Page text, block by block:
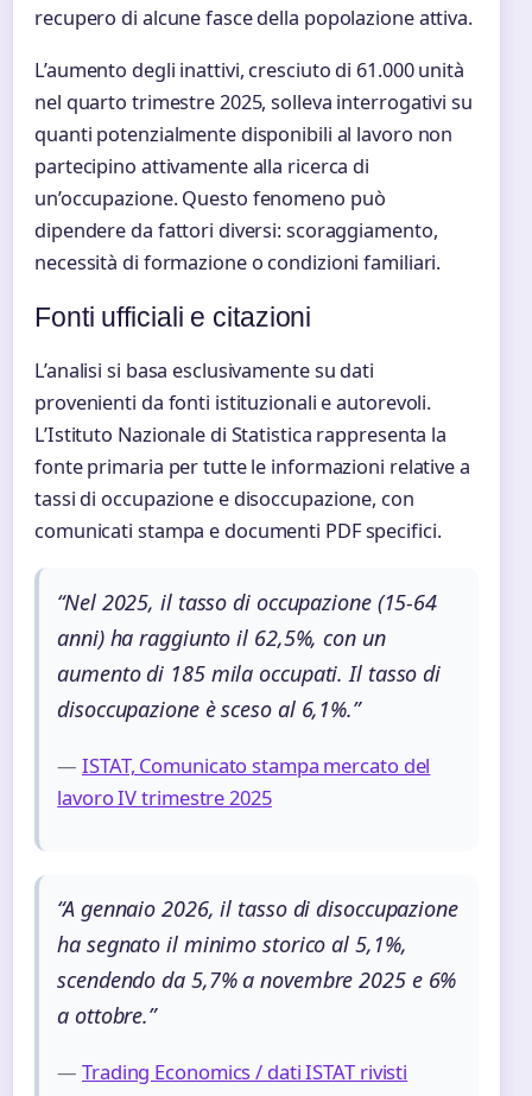
recupero di alcune fasce della popolazione attiva.
L’aumento degli inattivi, cresciuto di 61.000 unità
nel quarto trimestre 2025, solleva interrogativi su
quanti potenzialmente disponibili al lavoro non
partecipino attivamente alla ricerca di
un’occupazione. Questo fenomeno può
dipendere da fattori diversi: scoraggiamento,
necessità di formazione o condizioni familiari.
Fonti ufficiali e citazioni
L’analisi si basa esclusivamente su dati
provenienti da fonti istituzionali e autorevoli.
L’Istituto Nazionale di Statistica rappresenta la
fonte primaria per tutte le informazioni relative a
tassi di occupazione e disoccupazione, con
comunicati stampa e documenti PDF specifici.
“Nel 2025, il tasso di occupazione (15-64
anni) ha raggiunto il 62,5%, con un
aumento di 185 mila occupati. Il tasso di
disoccupazione è sceso al 6,1%.”
— ISTAT, Comunicato stampa mercato del
lavoro IV trimestre 2025
“A gennaio 2026, il tasso di disoccupazione
ha segnato il minimo storico al 5,1%,
scendendo da 5,7% a novembre 2025 e 6%
a ottobre.”
— Trading Economics / dati ISTAT rivisti